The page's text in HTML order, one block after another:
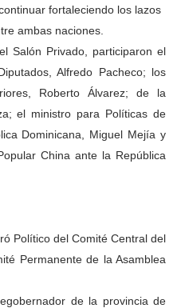
fortaleciendo los lazos
ambas naciones.
Salón Privado, participaron el
Alfredo Pacheco; los
Roberto Álvarez; de la
el ministro para Políticas de
Dominicana, Miguel Mejía y
China ante la República
Político del Comité Central del
Permanente de la Asamblea
de la provincia de